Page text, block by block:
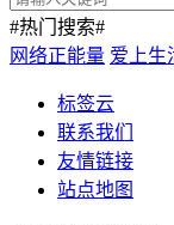
#热门搜索#
网络正能量 爱上生
标签云
联系我们
友情链接
站点地图